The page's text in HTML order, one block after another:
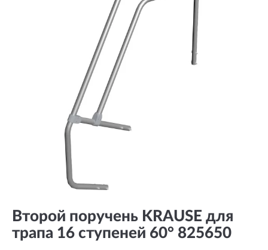
Второй поручень KRAUSE для
трапа 16 ступеней 60° 825650